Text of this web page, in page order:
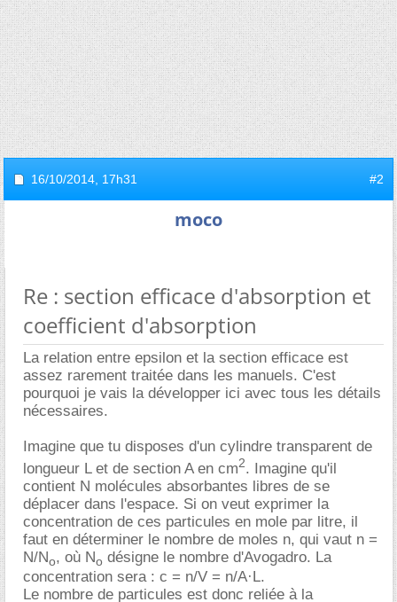
16/10/2014, 17h31 #2
moco
Re : section efficace d'absorption et
coefficient d'absorption
La relation entre epsilon et la section efficace est
assez rarement traitée dans les manuels. C'est
pourquoi je vais la développer ici avec tous les détails
nécessaires.
Imagine que tu disposes d'un cylindre transparent de
longueur L et de section A en cm2. Imagine qu'il
contient N molécules absorbantes libres de se
déplacer dans l'espace. Si on veut exprimer la
concentration de ces particules en mole par litre, il
faut en déterminer le nombre de moles n, qui vaut n =
N/No, où No désigne le nombre d'Avogadro. La
concentration sera : c = n/V = n/A·L.
Le nombre de particules est donc reliée à la